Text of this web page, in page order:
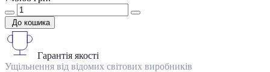
До кошика
Гарантія якості
Ущільнення від відомих світових виробників